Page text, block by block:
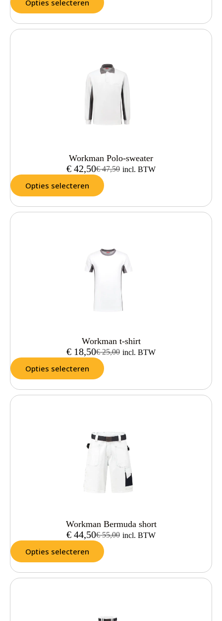
Opties selecteren
Workman Polo-sweater
€47,50
€ 42,50 incl. BTW
Opties selecteren
Workman t-shirt
€25,00
€ 18,50 incl. BTW
Opties selecteren
Workman Bermuda short
€55,00
€ 44,50 incl. BTW
Opties selecteren